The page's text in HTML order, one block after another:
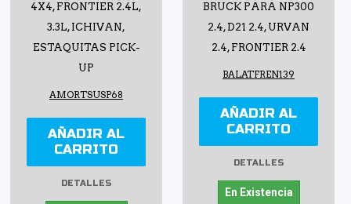
4X4, FRONTIER 2.4L,
3.3L, ICHIVAN,
ESTAQUITAS PICK-
UP
AMORTSUSP68
AÑADIR AL
CARRITO
DETALLES
BRUCK PARA NP300
2.4, D21 2.4, URVAN
2.4, FRONTIER 2.4
BALATFREN139
AÑADIR AL
CARRITO
DETALLES
En Existencia